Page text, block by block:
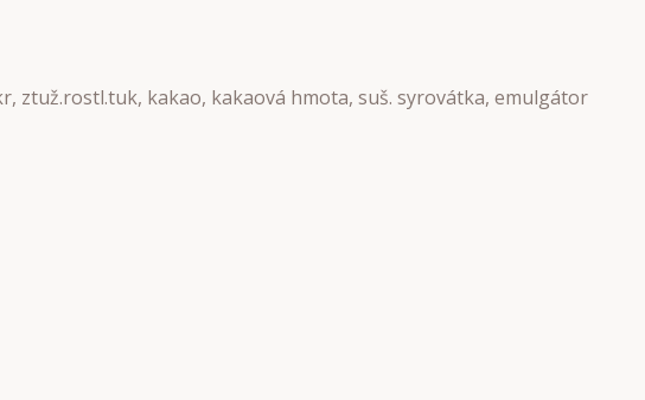
ztuž.rostl.tuk, kakao, kakaová hmota, suš. syrovátka, emulgátor